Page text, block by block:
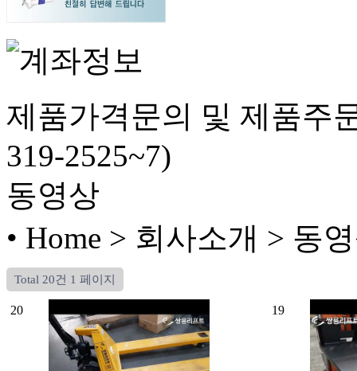
제품가격문의 및 제품주
319-2525~7)
동영상
• Home > 회사소개 > 동
Total 20건 1 페이지
20 19